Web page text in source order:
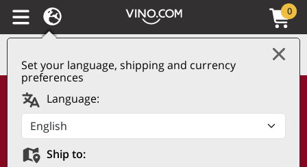
Set your language, shipping and currency
preferences
Language:
Ship to:
0
Zero Verspilling Project:
we geven flessen met
een esthetisch defect